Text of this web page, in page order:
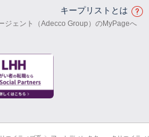
キープリストとは
ジェント（Adecco Group）のMyPageへ